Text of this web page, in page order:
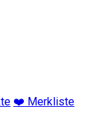
❤️ Merkliste